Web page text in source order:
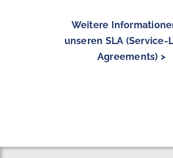
Weitere
unseren SLA (Service-
Agreements) >